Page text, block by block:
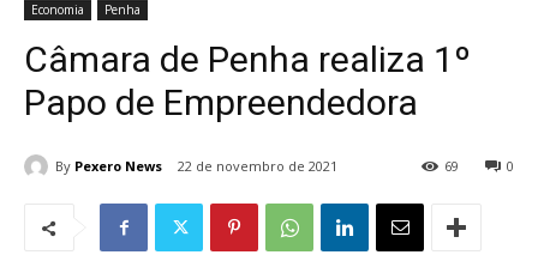
Economia Penha
Câmara de Penha realiza 1º
Papo de Empreendedora
By Pexero News 22 de novembro de 2021 0
69